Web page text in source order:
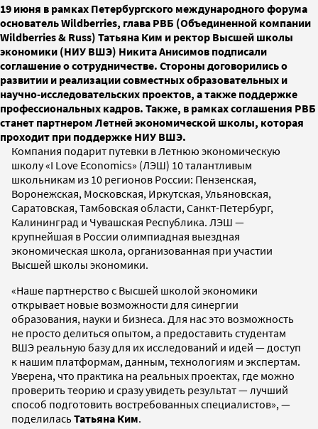
19 июня в рамках Петербургского международного форума
основатель Wildberries, глава РВБ (Объединенной компании
Wildberries & Russ) Татьяна Ким и ректор Высшей школы
экономики (НИУ ВШЭ) Никита Анисимов подписали
соглашение о сотрудничестве. Стороны договорились о
развитии и реализации совместных образовательных и
научно-исследовательских проектов, а также поддержке
профессиональных кадров. Также, в рамках соглашения РВБ
станет партнером Летней экономической школы, которая
проходит при поддержке НИУ ВШЭ.
Компания подарит путевки в Летнюю экономическую
школу «I Love Economics» (ЛЭШ) 10 талантливым
школьникам из 10 регионов России: Пензенская,
Воронежская, Московская, Иркутская, Ульяновская,
Саратовская, Тамбовская области, Санкт-Петербург,
Калининград и Чувашская Республика. ЛЭШ —
крупнейшая в России олимпиадная выездная
экономическая школа, организованная при участии
Высшей школы экономики.
«Наше партнерство с Высшей школой экономики
открывает новые возможности для синергии
образования, науки и бизнеса. Для нас это возможность
не просто делиться опытом, а предоставить студентам
ВШЭ реальную базу для их исследований и идей — доступ
к нашим платформам, данным, технологиям и экспертам.
Уверена, что практика на реальных проектах, где можно
проверить теорию и сразу увидеть результат — лучший
способ подготовить востребованных специалистов», —
поделиласьТатьяна Ким.